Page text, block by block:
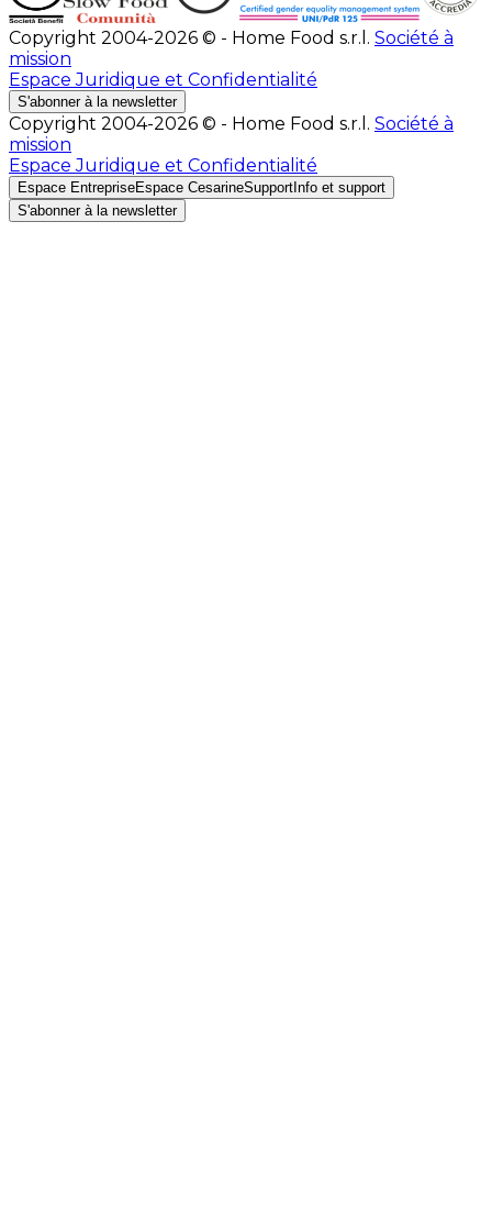
Copyright 2004-2026 © - Home Food s.r.l. Société à
mission
Espace Juridique et Confidentialité
S'abonner à la newsletter
Copyright 2004-2026 © - Home Food s.r.l. Société à
mission
Espace Juridique et Confidentialité
Espace EntrepriseEspace CesarineSupport Info et support
S'abonner à la newsletter